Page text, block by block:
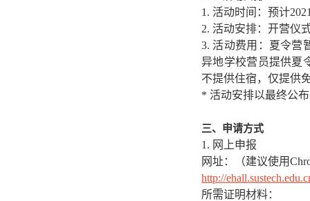
1. 活动时间：预计
2. 活动安排：开营仪
3. 活动费用：夏令营
异地学校营员提供夏
不提供住宿，仅提供
* 活动安排以最终公
三、申请方式
1 . 网上申报
网址：（建议使用
http://
所需证明材料：